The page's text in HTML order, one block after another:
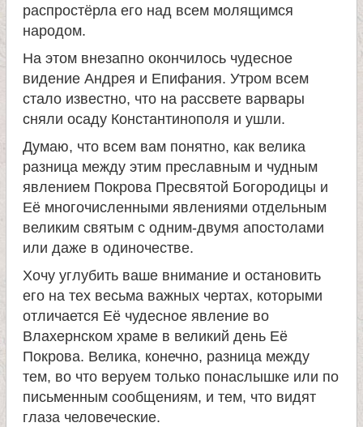
н
е
л
и
м
о
н
распростёрла его над всем молящимся
народом.
На этом внезапно окончилось чудесное
видение Андрея и Епифания. Утром всем
стало известно, что на рассвете варвары
сняли осаду Константинополя и ушли.
Думаю, что всем вам понятно, как велика
разница между этим преславным и чудным
явлением Покрова Пресвятой Богородицы и
Её многочисленными явлениями отдельным
великим святым с одним-двумя апостолами
или даже в одиночестве.
Хочу углубить ваше внимание и остановить
его на тех весьма важных чертах, которыми
отличается Её чудесное явление во
Влахернском храме в великий день Её
Покрова. Велика, конечно, разница между
тем, во что веруем только понаслышке или по
письменным сообщениям, и тем, что видят
глаза человеческие.